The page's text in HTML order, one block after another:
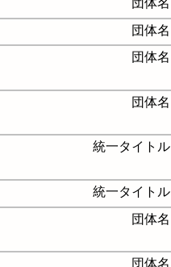
団体名
団体名
団体名
団体名
統一タイトル
統一タイトル
団体名
団体名